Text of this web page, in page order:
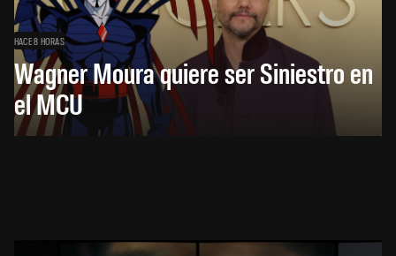
HACE 8 HORAS
Wagner Moura quiere ser Siniestro en
el MCU